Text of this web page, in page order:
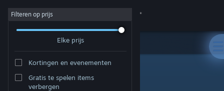
Inloggen
Community
Filteren op prijs
Elke prijs
Kortingen en evenementen
Gratis te spelen items
verbergen
Ontwikkelaar: Evil Raptor